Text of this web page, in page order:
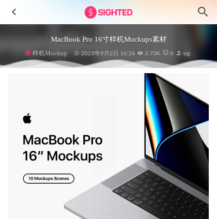
MacBook Pro 16寸样机Mockups素材
样机Mockup 2023年9月2日 16:26 2.73K 0 sig
记账收支记录app ui设计 .fig素材
2022-03-09
简洁电商app ui .xd素材
Real Estate房地产app ui设计 .fig .xd素材
2022-05-27
Sosio移动社交应用程序用户界面设计Figma素材 2023-04-14
HomeMe 家具电商app ui .sketch素材 2021-01-07